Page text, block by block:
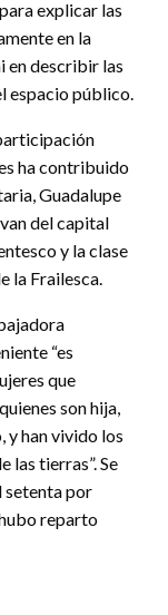
explicar las
en la
en describir las
espacio público.
ha contribuido
Guadalupe
del capital
y la clase
la Frailesca.
“es
que
son hija,
y han vivido los
las tierras”. Se
setenta por
reparto